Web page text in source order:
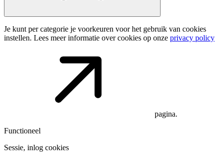
Je kunt per categorie je voorkeuren voor het gebruik van cookies
instellen. Lees meer informatie over cookies op onze privacy policy
pagina.
Functioneel
Sessie, inlog cookies